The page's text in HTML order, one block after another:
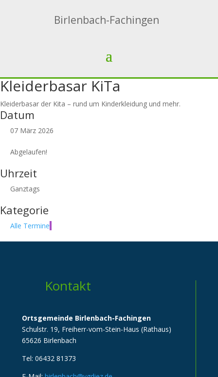
Birlenbach-Fachingen
Kleiderbasar KiTa
Kleiderbasar der Kita – rund um Kinderkleidung und mehr.
Datum
07 März 2026
Abgelaufen!
Uhrzeit
Ganztags
Kategorie
Alle Termine
Kontakt
Ortsgemeinde Birlenbach-Fachingen
Schulstr. 19, Freiherr-vom-Stein-Haus (Rathaus)
65626 Birlenbach
Tel: 06432 81373